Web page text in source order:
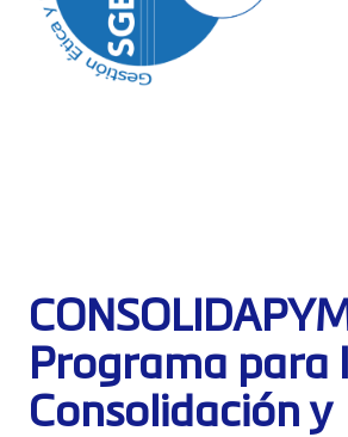
Programa para
Consolidación y